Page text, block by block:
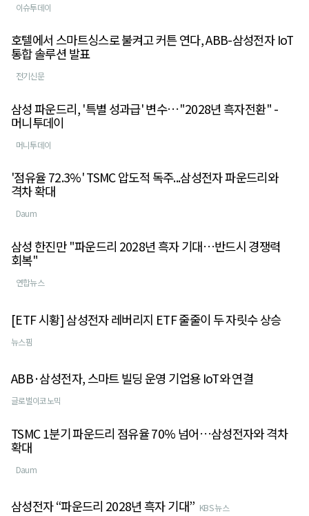
이슈투데이
호텔에서 스마트싱스로 불켜고 커튼 연다, ABB-삼성전자 IoT
통합 솔루션 발표
전기신문
삼성 파운드리, '특별 성과급' 변수…"2028년 흑자전환" -
머니투데이
머니투데이
'점유율 72.3%' TSMC 압도적 독주...삼성전자 파운드리와
격차 확대
Daum
삼성 한진만 "파운드리 2028년 흑자 기대…반드시 경쟁력
회복"
연합뉴스
[ETF 시황] 삼성전자 레버리지 ETF 줄줄이 두 자릿수 상승
뉴스핌
ABB·삼성전자, 스마트 빌딩 운영 기업용 IoT와 연결
글로벌이코노믹
TSMC 1분기 파운드리 점유율 70% 넘어…삼성전자와 격차
확대
Daum
삼성전자 “파운드리 2028년 흑자 기대” KBS 뉴스